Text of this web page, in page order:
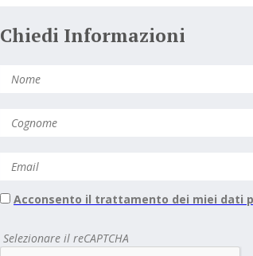
Chiedi Informazioni
Acconsento il trattamento dei miei dati
Selezionare il reCAPTCHA